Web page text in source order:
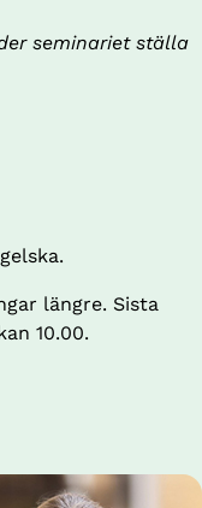
seminariet ställa
längre. Sista
10.00.